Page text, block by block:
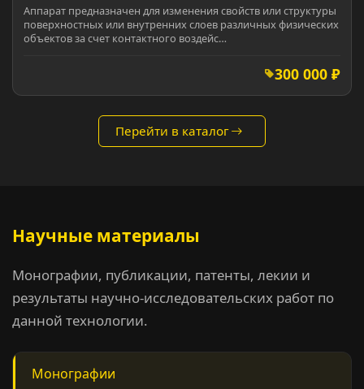
Аппарат предназначен для изменения свойств или структуры
поверхностных или внутренних слоев различных физических
объектов за счет контактного воздейс…
300 000 ₽
Перейти в каталог
Научные материалы
Монографии, публикации, патенты, лекии и
результаты научно-исследовательских работ по
данной технологии.
Монографии